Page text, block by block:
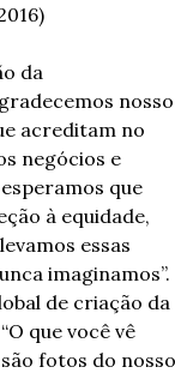
da
acreditam no
negócios e
que
à equidade,
essas
imaginamos”.
de criação da
que você vê
fotos do nosso